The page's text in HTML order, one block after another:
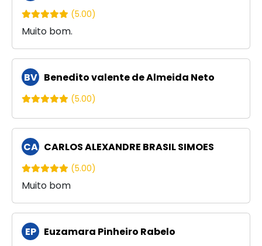
(5.00)
Muito bom.
BV Benedito valente de Almeida Neto
(5.00)
CA CARLOS ALEXANDRE BRASIL SIMOES
(5.00)
Muito bom
EP Euzamara Pinheiro Rabelo